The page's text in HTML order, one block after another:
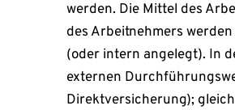
werden. Die Mittel des
des Arbeitnehmers
(oder intern angelegt). In
externen
Direktversicherung);